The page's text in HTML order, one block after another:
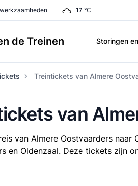
werkzaamheden 17 °C
de Treinen Storingen
Treintickets van Almere
van
van Almere Oostvaarders naar
en Oldenzaal. Deze tickets zijn